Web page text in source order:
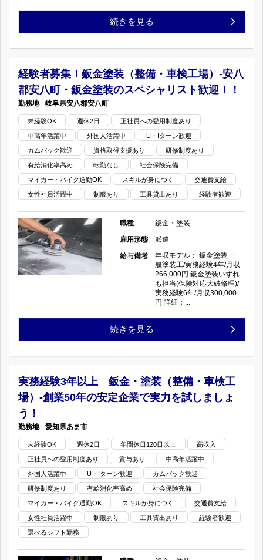
市
収
万
円
以
上
休
2
制
工
阜
鈑
金
を
し
い
方
歓
迎！
自
車
整
備
指
定
工
場・
金・
（整
車
検
場）-
松
戸
市
続きを見る
経験者募集！鈑金塗装（整備・車検工場）-安八
郡安八町・鈑金塗装のスペシャリスト歓迎！！
岐阜県安八郡安八町
未経験OK 週休2日 正社員への登用制度あり
中高年活躍中 外国人活躍中 U・Iターン歓迎
カムバック歓迎 資格取得支援あり 研修制度あり
有給消化率高め 転勤なし 社会保険完備
マイカー・バイク通勤OK スキルが身につく 交通費支給
女性社員活躍中 制服あり 工具貸出あり 経験者歓迎
職種
鈑金・塗装
雇用形態
派遣
給与備考
年収モデル： 鈑金塗装 一
般塗装工/実務経験4年/月収
266,000円 鈑金塗装いずれ
も担当(保険対応大破修理)/
実務経験6年/月収300,000
円 詳細：...
経
者
募
鈑
金
塗
装
続きを見る
実務経験3年以上 鈑金・塗装（整備・車検工
場）-創業50年の安定企業で実力を試しましょ
う！
愛知県あま市
未経験OK 週休2日 年間休日120日以上 高収入
正社員への登用制度あり 賞与あり 中高年活躍中
外国人活躍中 U・Iターン歓迎 カムバック歓迎
研修制度あり 有給消化率高め 社会保険完備
マイカー・バイク通勤OK スキルが身につく 交通費支給
女性社員活躍中 制服あり 工具貸出あり 経験者歓迎
選べるシフト勤務